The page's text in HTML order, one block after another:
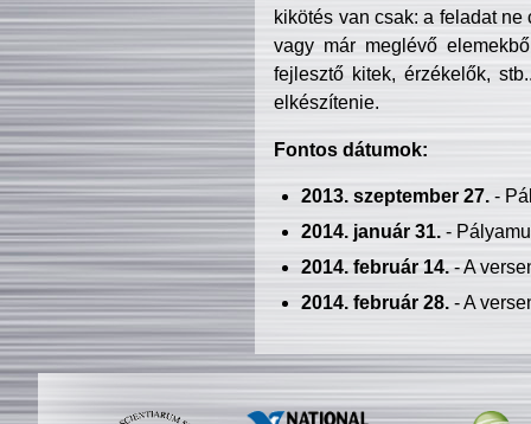
kikötés van csak: a feladat
vagy már meglévő
fejlesztő kitek, érzékelők,
elkészítenie.
Fontos dátumok:
2013. szeptember 27.-
2014. január 31.-
2014. február 14.- A
2014. február 28.- A